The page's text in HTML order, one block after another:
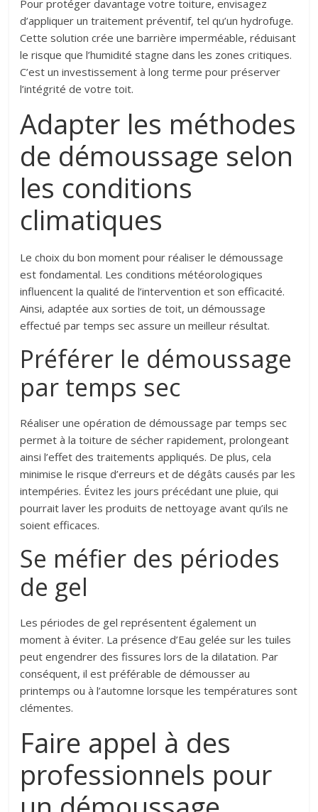
Pour protéger davantage votre toiture, envisagez
d’appliquer un traitement préventif, tel qu’un hydrofuge.
Cette solution crée une barrière imperméable, réduisant
le risque que l’humidité stagne dans les zones critiques.
C’est un investissement à long terme pour préserver
l’intégrité de votre toit.
Adapter les méthodes
de démoussage selon
les conditions
climatiques
Le choix du bon moment pour réaliser le démoussage
est fondamental. Les conditions météorologiques
influencent la qualité de l’intervention et son efficacité.
Ainsi, adaptée aux sorties de toit, un démoussage
effectué par temps sec assure un meilleur résultat.
Préférer le démoussage
par temps sec
Réaliser une opération de démoussage par temps sec
permet à la toiture de sécher rapidement, prolongeant
ainsi l’effet des traitements appliqués. De plus, cela
minimise le risque d’erreurs et de dégâts causés par les
intempéries. Évitez les jours précédant une pluie, qui
pourrait laver les produits de nettoyage avant qu’ils ne
soient efficaces.
Se méfier des périodes
de gel
Les périodes de gel représentent également un
moment à éviter. La présence d’Eau gelée sur les tuiles
peut engendrer des fissures lors de la dilatation. Par
conséquent, il est préférable de démousser au
printemps ou à l’automne lorsque les températures sont
clémentes.
Faire appel à des
professionnels pour